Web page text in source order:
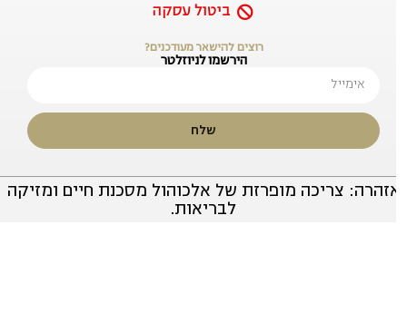
ביטול עסקה
רוצים להישאר מעודכנים?
הירשמו לניוזלטר
שלח
צריכה מופרזת של אלכוהול מסכנת חיים ומזיקה
לבריאות.